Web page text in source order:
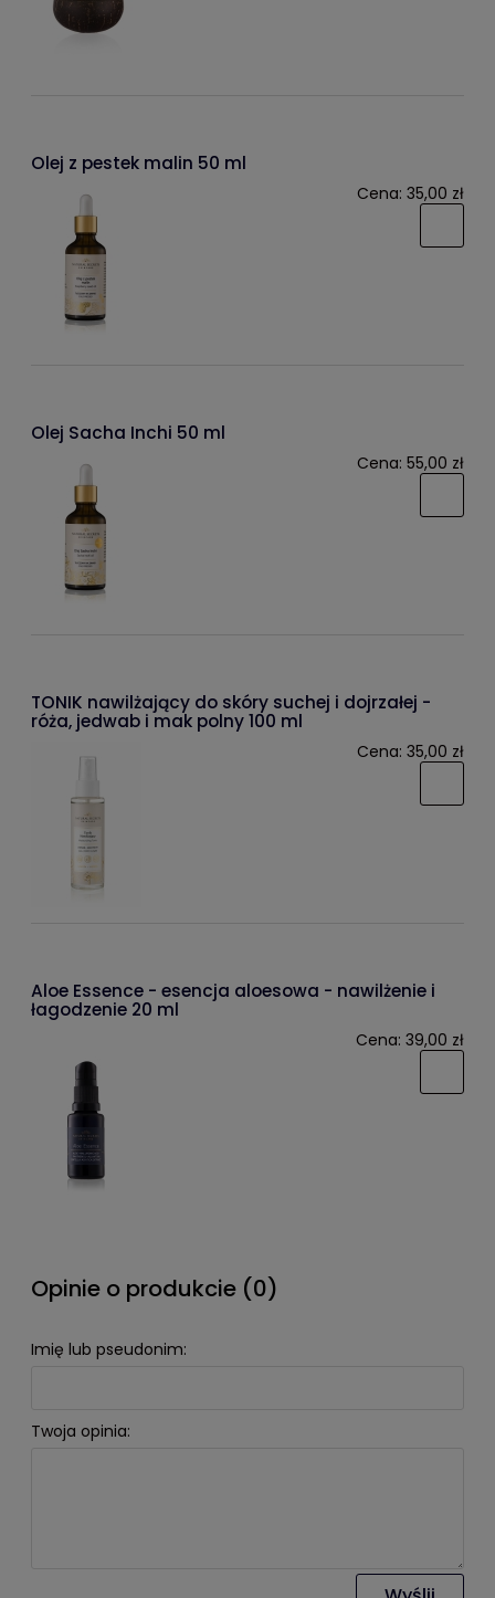
Olej z pestek malin 50 ml
Cena: 35,00 zł
Olej Sacha Inchi 50 ml
Cena: 55,00 zł
TONIK nawilżający do skóry suchej i dojrzałej -
róża, jedwab i mak polny 100 ml
Cena: 35,00 zł
Aloe Essence - esencja aloesowa - nawilżenie i
łagodzenie 20 ml
Cena: 39,00 zł
Opinie o produkcie (0)
Imię lub pseudonim:
Twoja opinia: